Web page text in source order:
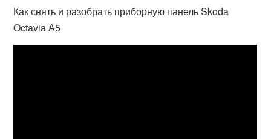
Как снять и разобрать приборную панель Skoda
Octavia А5